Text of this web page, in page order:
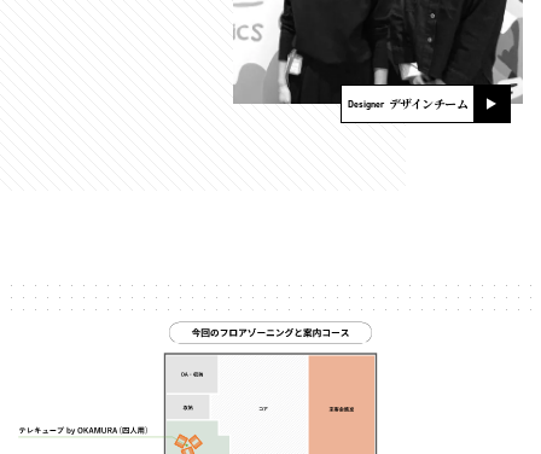
Designer デザインチーム